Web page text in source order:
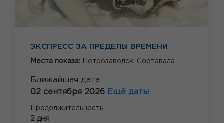
ЭКСПРЕСС ЗА ПРЕДЕЛЫ ВРЕМЕНИ
Места показа: Петрозаводск, Сортавала
Ближайшая дата
02 сентября 2026 Ещё даты
Продолжительность
2 дня